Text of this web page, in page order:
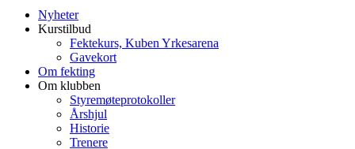
Nyheter
Kurstilbud
Fektekurs, Kuben Yrkesarena
Gavekort
Om fekting
Om klubben
Styremøteprotokoller
Årshjul
Historie
Trenere